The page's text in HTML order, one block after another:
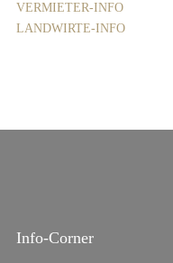
VERMIETER-INFO
LANDWIRTE-INFO
Info-Corner